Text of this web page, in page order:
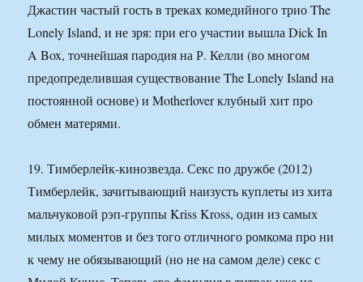
Джастин частый гость в треках комедийного трио The
Lonely Island, и не зря: при его участии вышла Dick In
A Box, точнейшая пародия на Р. Келли (во многом
предопределившая существование The Lonely Island на
постоянной основе) и Motherlover клубный хит про
обмен матерями.
19. Тимберлейк-кинозвезда. Секс по дружбе (2012)
Тимберлейк, зачитывающий наизусть куплеты из хита
мальчуковой рэп-группы Kriss Kross, один из самых
милых моментов и без того отличного ромкома про ни
к чему не обязывающий (но не на самом деле) секс с